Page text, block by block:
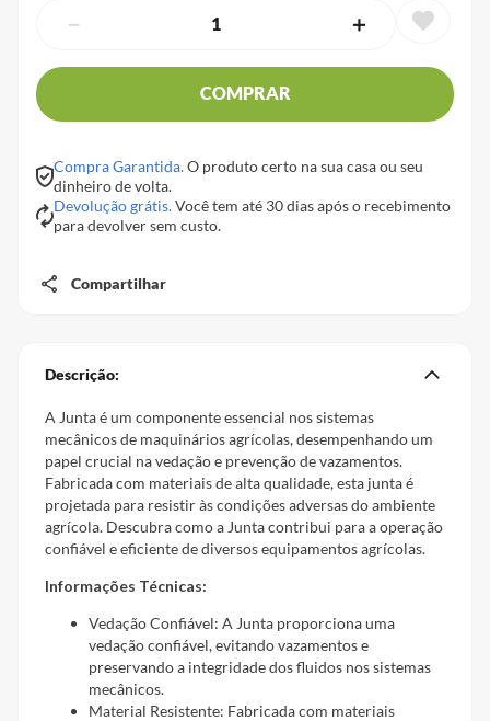
＋
－
COMPRAR
Compra Garantida.O produto certo na sua casa ou seu
dinheiro de volta.
Devolução grátis.Você tem até 30 dias após o recebimento
para devolver sem custo.
Compartilhar
Descrição:
A Junta é um componente essencial nos sistemas
mecânicos de maquinários agrícolas, desempenhando um
papel crucial na vedação e prevenção de vazamentos.
Fabricada com materiais de alta qualidade, esta junta é
projetada para resistir às condições adversas do ambiente
agrícola. Descubra como a Junta contribui para a operação
confiável e eficiente de diversos equipamentos agrícolas.
Informações Técnicas:
Vedação Confiável: A Junta proporciona uma
vedação confiável, evitando vazamentos e
preservando a integridade dos fluidos nos sistemas
mecânicos.
Material Resistente: Fabricada com materiais